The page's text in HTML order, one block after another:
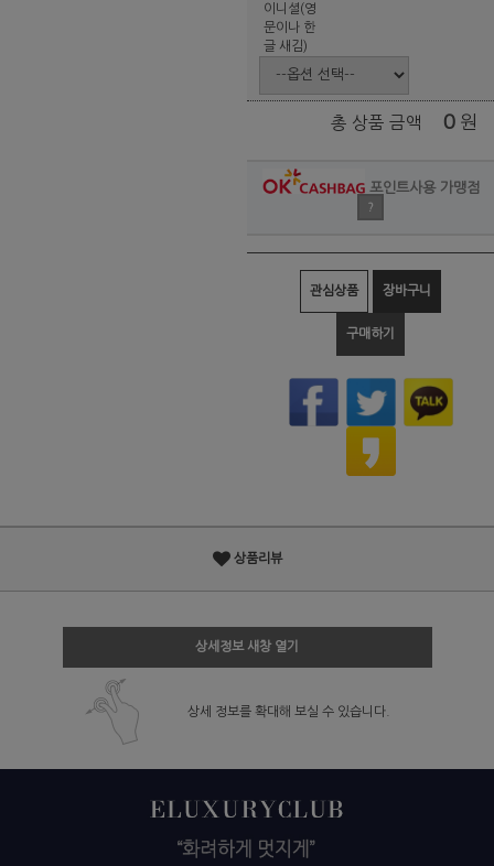
이니셜(영
문이나 한
글 새김)
총 상품 금액 0 원
포인트사용 가맹점
?
관심상품 장바구니
구매하기
상품리뷰
상세정보 새창 열기
상세 정보를 확대해 보실 수 있습니다.